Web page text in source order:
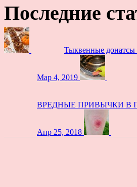
Последние
Тыквенные донатсы
Мар 4, 2019
ВРЕДНЫЕ ПРИВЫЧКИ В
Апр 25, 2018